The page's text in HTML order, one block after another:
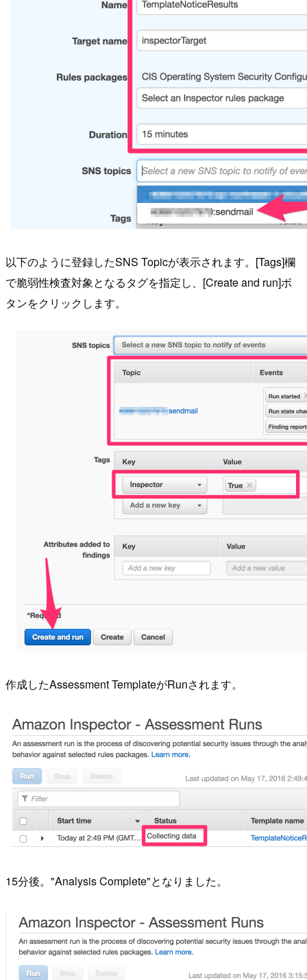
以下のように登録したSNS Topicが表示されます。[Tags]欄
で脆弱性検査対象となるタグを指定し、[Create and run]ボ
タンをクリックします。
作成したAssessment TemplateがRunされます。
15分後。"Analysis Complete"となりました。